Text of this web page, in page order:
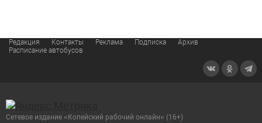
Редакция Контакты Реклама Подписка
Архив
Расписание автобусов
Сетевое издание «Копейский рабочий онлайн» (16+)